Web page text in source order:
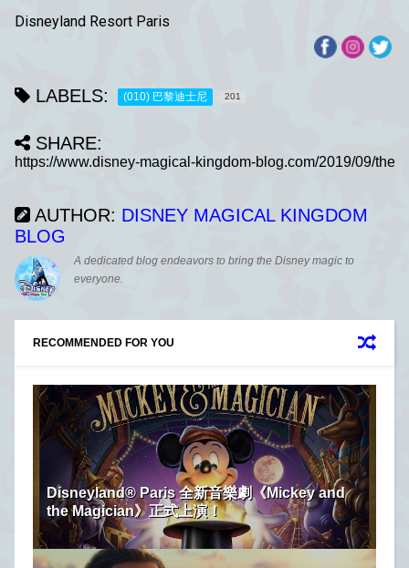
Disneyland Resort Paris
LABELS: (010) 巴黎迪士尼 201
SHARE:
AUTHOR: DISNEY MAGICAL KINGDOM
BLOG
A dedicated blog endeavors to bring the Disney magic to
everyone.
RECOMMENDED FOR YOU
Disneyland® Paris 全新音樂劇《Mickey and
the Magician》正式上演！